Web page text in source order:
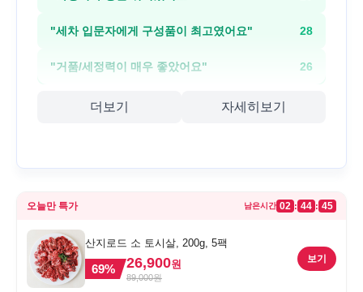
"세차 입문자에게 구성품이 최고였어요" 28
"거품/세정력이 매우 좋았어요" 26
더보기 자세히보기
오늘만 특가 남은시간 02 : 44 : 45
산지로드 소 토시살, 200g, 5팩
69% 26,900원
89,000원
보기